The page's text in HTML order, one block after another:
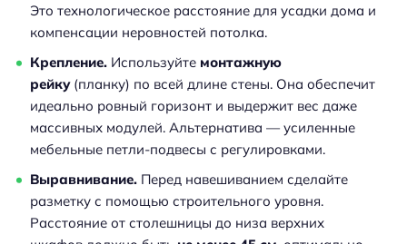
Это технологическое расстояние для усадки дома и
компенсации неровностей потолка.
Крепление. Используйте монтажную
рейку(планку) по всей длине стены. Она обеспечит
идеально ровный горизонт и выдержит вес даже
массивных модулей. Альтернатива — усиленные
мебельные петли-подвесы с регулировками.
Выравнивание. Перед навешиванием сделайте
разметку с помощью строительного уровня.
Расстояние от столешницы до низа верхних